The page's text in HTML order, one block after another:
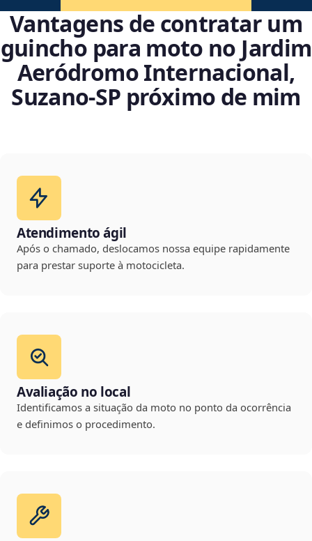
Vantagens de contratar um
guincho para moto no Jardim
Aeródromo Internacional,
Suzano‑SP próximo de mim
Atendimento ágil
Após o chamado, deslocamos nossa equipe rapidamente
para prestar suporte à motocicleta.
Avaliação no local
Identificamos a situação da moto no ponto da ocorrência
e definimos o procedimento.